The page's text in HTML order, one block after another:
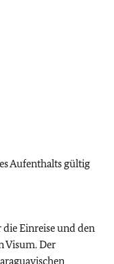
Aufenthalts gültig
Einreise und den
Visum. Der